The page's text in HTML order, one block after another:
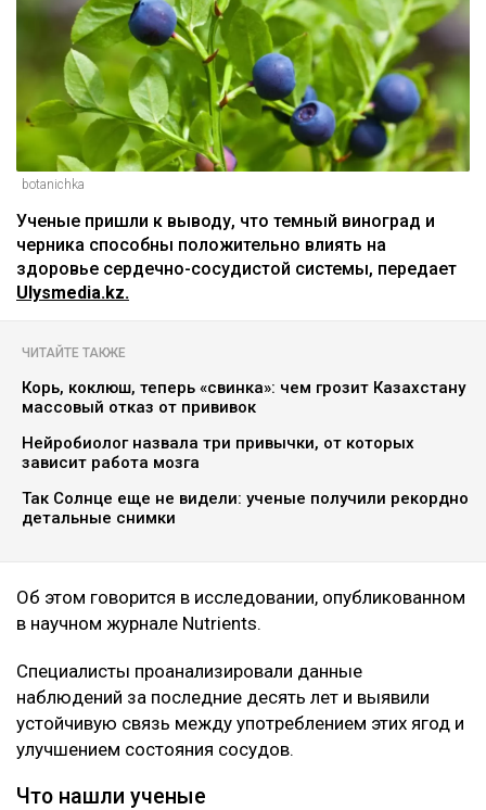
botanichka
Ученые пришли к выводу, что темный виноград и
черника способны положительно влиять на
здоровье сердечно-сосудистой системы, передает
Ulysmedia.kz.
ЧИТАЙТЕ ТАКЖЕ
Корь, коклюш, теперь «свинка»: чем грозит Казахстану
массовый отказ от прививок
Нейробиолог назвала три привычки, от которых
зависит работа мозга
Так Солнце еще не видели: ученые получили рекордно
детальные снимки
Об этом говорится в исследовании, опубликованном
в научном журнале Nutrients.
Специалисты проанализировали данные
наблюдений за последние десять лет и выявили
устойчивую связь между употреблением этих ягод и
улучшением состояния сосудов.
Что нашли ученые